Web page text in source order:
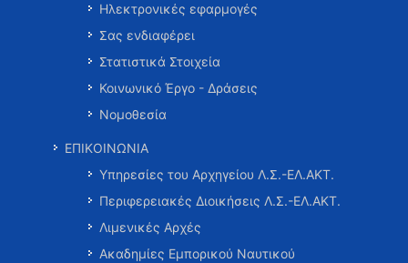
Ηλεκτρονικές εφαρμογές
Σας ενδιαφέρει
Στατιστικά Στοιχεία
Κοινωνικό Έργο - Δράσεις
Νομοθεσία
ΕΠΙΚΟΙΝΩΝΙΑ
Υπηρεσίες του Αρχηγείου Λ.Σ.-ΕΛ.ΑΚΤ.
Περιφερειακές Διοικήσεις Λ.Σ.-ΕΛ.ΑΚΤ.
Λιμενικές Αρχές
Ακαδημίες Εμπορικού Ναυτικού